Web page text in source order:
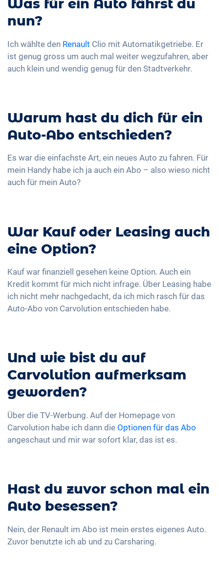
Was für ein Auto fährst du
nun?
Ich wählte den Renault Clio mit Automatikgetriebe. Er
ist genug gross um auch mal weiter wegzufahren, aber
auch klein und wendig genug für den Stadtverkehr.
Warum hast du dich für ein
Auto-Abo entschieden?
Es war die einfachste Art, ein neues Auto zu fahren. Für
mein Handy habe ich ja auch ein Abo – also wieso nicht
auch für mein Auto?
War Kauf oder Leasing auch
eine Option?
Kauf war finanziell gesehen keine Option. Auch ein
Kredit kommt für mich nicht infrage. Über Leasing habe
ich nicht mehr nachgedacht, da ich mich rasch für das
Auto-Abo von Carvolution entschieden habe.
Und wie bist du auf
Carvolution aufmerksam
geworden?
Über die TV-Werbung. Auf der Homepage von
Carvolution habe ich dann die Optionen für das Abo
angeschaut und mir war sofort klar, das ist es.
Hast du zuvor schon mal ein
Auto besessen?
Nein, der Renault im Abo ist mein erstes eigenes Auto.
Zuvor benutzte ich ab und zu Carsharing.